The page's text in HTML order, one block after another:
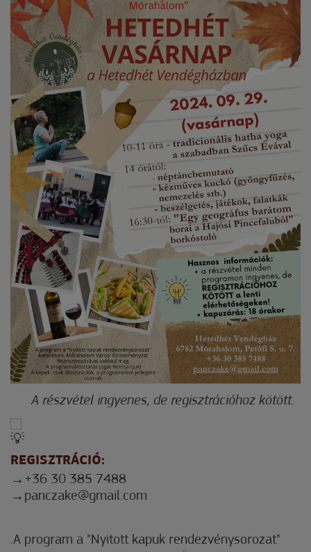
A részvétel ingyenes, de regisztrációhoz kötött.
REGISZTRÁCIÓ:
+36 30 385 7488
panczake@gmail.com
.A program a "Nyitott kapuk rendezvénysorozat"